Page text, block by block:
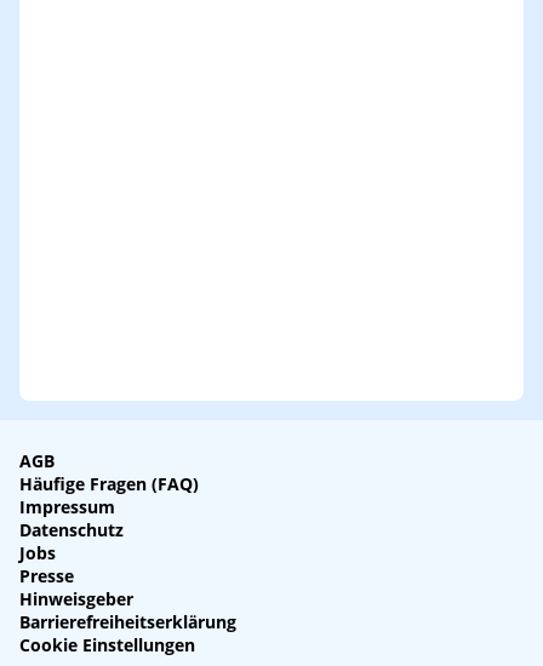
AGB
Häufige Fragen (FAQ)
Impressum
Datenschutz
Jobs
Presse
Hinweisgeber
Barrierefreiheitserklärung
Cookie Einstellungen